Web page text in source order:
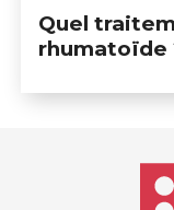
Quel
rhumatoïde